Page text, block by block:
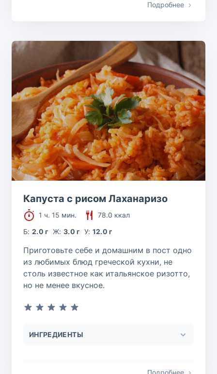
Подробнее
Капуста с рисом Лаханаризо
1 ч. 15 мин.
78.0 ккал
Б:2.0 г Ж: 3.0 г У: 12.0 г
Приготовьте себе и домашним в пост одно
из любимых блюд греческой кухни, не
столь известное как итальянское ризотто,
но не менее вкусное.
ИНГРЕДИЕНТЫ